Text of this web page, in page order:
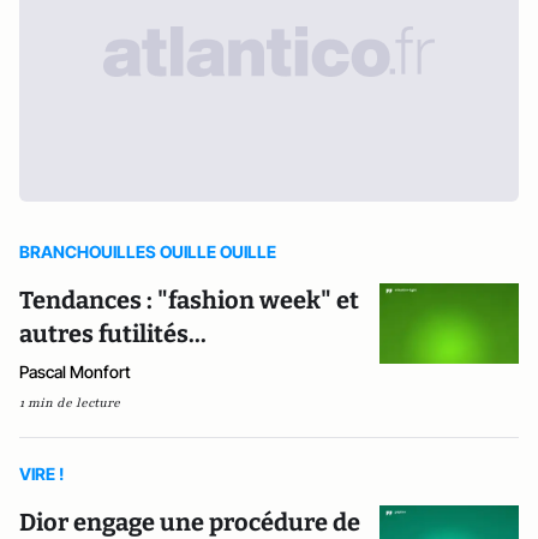
BRANCHOUILLES OUILLE OUILLE
Tendances : "fashion week" et
autres futilités...
Pascal Monfort
1 min de lecture
VIRE !
Dior engage une procédure de